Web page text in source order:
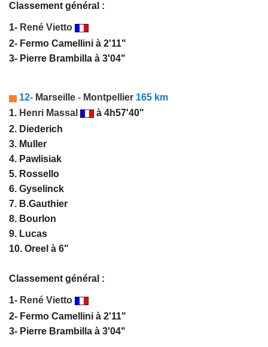
Classement général :
1- René Vietto
2- Fermo Camellini à 2'11"
3- Pierre Brambilla à 3'04"
12- Marseille - Montpellier 165 km
1. Henri Massal
à 4h57'40"
2. Diederich
3. Muller
4. Pawlisiak
5. Rossello
6. Gyselinck
7. B.Gauthier
8. Bourlon
9. Lucas
10. Oreel à 6"
Classement général :
1- René Vietto
2- Fermo Camellini à 2'11"
3- Pierre Brambilla à 3'04"